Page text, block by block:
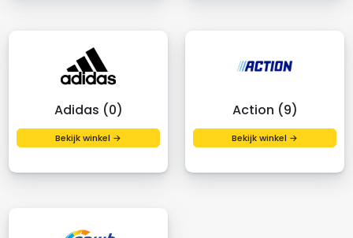
Adidas (0)
Bekijk winkel →
Action (9)
Bekijk winkel →